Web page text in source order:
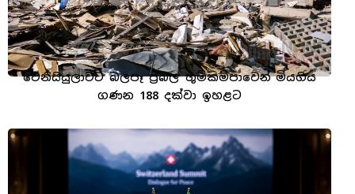
වෙනිසියුලාවට බලපෑ ප්‍රබල භූමිකම්පාවෙන් මියගිය
ගණන 188 දක්වා ඉහළට